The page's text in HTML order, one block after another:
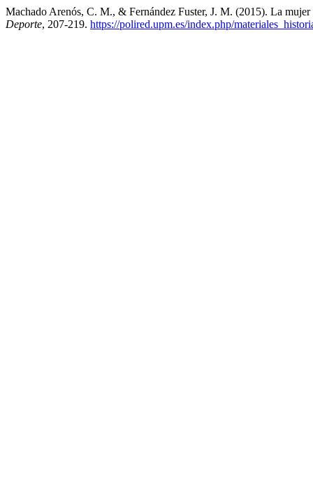
Machado Arenós, C. M., & Fernández Fuster, J. M. (2015). La
Deporte, 207-219. https://polired.upm.es/index.php/